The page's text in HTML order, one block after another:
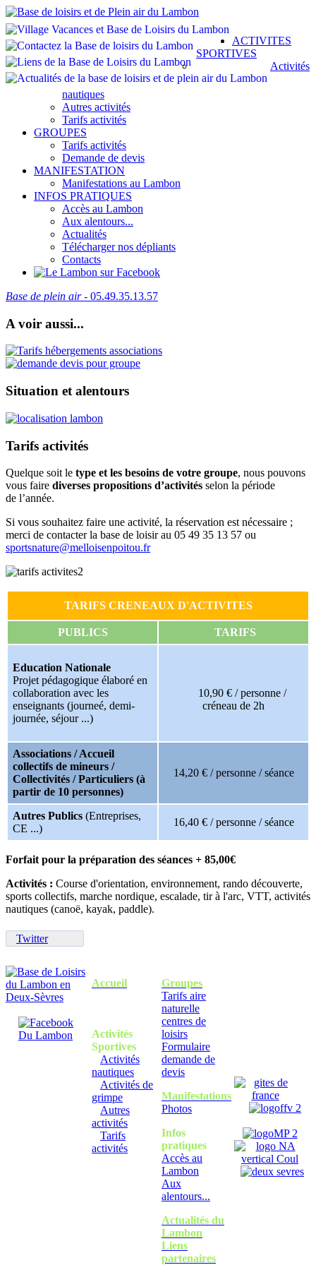
ACTIVITES
SPORTIVES
Activités
nautiques
Autres activités
Tarifs activités
GROUPES
Tarifs activités
Demande de devis
MANIFESTATION
Manifestations au Lambon
INFOS PRATIQUES
Accès au Lambon
Aux alentours...
Actualités
Télécharger nos dépliants
Contacts
Base de plein air- 05.49.35.13.57
A voir aussi...
Situation et alentours
Tarifs activités
Quelque soit le type et les besoins de votre groupe, nous pouvons
vous faire diverses propositions d’activités selon la période
de l’année.
Si vous souhaitez faire une activité, la réservation est nécessaire ;
merci de contacter la base de loisir au 05 49 35 13 57 ou
sportsnature@melloisenpoitou.fr
TARIFS CRENEAUX D'ACTIVITES
PUBLICS TARIFS
Education Nationale
Projet pédagogique élaboré en
collaboration avec les
enseignants (journeé, demi-
journée, séjour ...)
10,90 € / personne /
créneau de 2h
Associations / Accueil
collectifs de mineurs /
Collectivités / Particuliers (à
partir de 10 personnes)
14,20 € / personne / séance
Autres Publics (Entreprises,
CE ...)
16,40 € / personne / séance
Forfait pour la préparation des séances + 85,00€
Activités : Course d'orientation, environnement, rando découverte,
sports collectifs, marche nordique, escalade, tir à l'arc, VTT, activités
nautiques (canoë, kayak, paddle).
Twitter
Accueil
Activités
Sportives
Activités
nautiques
Activités de
grimpe
Autres
activités
Tarifs
activités
Groupes
Tarifs aire
naturelle
centres de
loisirs
Formulaire
demande de
devis
Manifestations
Photos
Infos
pratiques
Accès au
Lambon
Aux
alentours...
Actualités du
Lambon
Liens
partenaires